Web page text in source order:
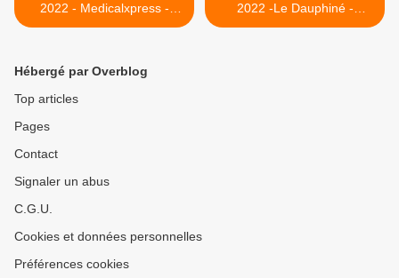
2022 - Medicalxpress -
Study: Most people with
2022 -Le Dauphiné -
Coronavirus. Le milliardaire
Hébergé par Overblog
Top articles
Pages
Contact
Signaler un abus
C.G.U.
Cookies et données personnelles
Préférences cookies